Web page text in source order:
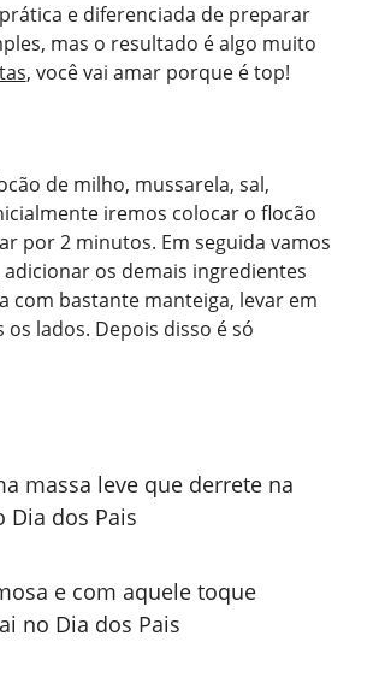
e diferenciada de preparar
mas o resultado é algo muito
, você vai amar porque é top!
de milho, mussarela, sal,
iremos colocar o flocão
por 2 minutos. Em seguida vamos
os demais ingredientes
com bastante manteiga, levar em
lados. Depois disso é só
massa leve que derrete na
Dia dos Pais
e com aquele toque
no Dia dos Pais